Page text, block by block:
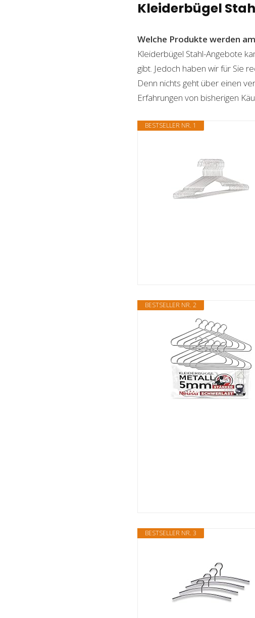
Kleiderbügel
Welche Produkte werden
Kleiderbügel Stahl-Angebote
gibt. Jedoch haben wir für Sie
Denn nichts geht über einen
Erfahrungen von bisherigen
BESTSELLER NR. 1
BESTSELLER NR. 2
BESTSELLER NR. 3